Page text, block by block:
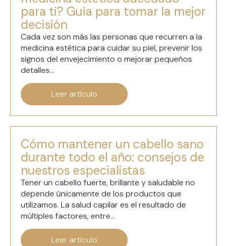
para ti? Guía para tomar la mejor
decisión
Cada vez son más las personas que recurren a la
medicina estética para cuidar su piel, prevenir los
signos del envejecimiento o mejorar pequeños
detalles...
Leer artículo
Cómo mantener un cabello sano
durante todo el año: consejos de
nuestros especialistas
Tener un cabello fuerte, brillante y saludable no
depende únicamente de los productos que
utilizamos. La salud capilar es el resultado de
múltiples factores, entre...
Leer artículo